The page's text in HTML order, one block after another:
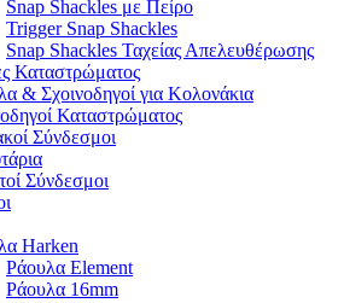
Snap Shackles με Πείρο
Trigger Snap Shackles
Snap Shackles Ταχείας Απελευθέρωσης
Καταστρώματος
& Σχοινοδηγοί για Κολονάκια
Καταστρώματος
Σύνδεσμοι
Σύνδεσμοι
Harken
Ράουλα Element
Ράουλα 16mm